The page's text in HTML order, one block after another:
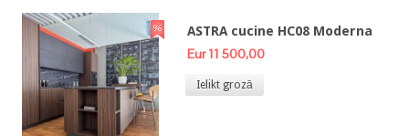
ASTRA cucine HC08 Moderna
Eur 11 500,00
Ielikt grozā